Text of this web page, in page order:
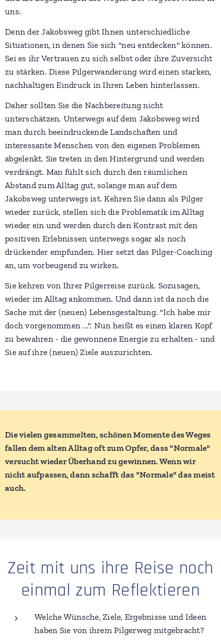
uns.
Denn der Jakobsweg gibt Ihnen unterschiedliche
Situationen, in denen Sie sich "neu entdecken" können.
Sei es ihr Vertrauen zu sich selbst oder ihre Zuversicht
zu stärken. Diese Pilgerwanderung wird einen starken,
nachhaltigen Eindruck in Ihren Leben hinterlassen.
Daher sollten Sie die Nachbereitung nicht
unterschätzen. Unterwegs auf dem Jakobsweg wird
man durch beeindruckende Landschaften und
interessante Menschen von den eigenen Problemen
abgelenkt. Sie treten in den Hintergrund und werden
verdrängt. Man fühlt sich durch den räumlichen
Abstand zum Alltag gut, solange man auf dem
Jakobsweg unterwegs ist. Kehren Sie dann als Pilger
wieder zurück, stellen sich die Problematik im Alltag
wieder ein und werden durch den Kontrast mit den
positiven Erlebnissen unterwegs sogar als noch
drückender empfunden. Hier setzt das Pilger-Coaching
an, um vorbeugend zu wirken.
Sie kehren von Ihrer Pilgerreise zurück. Sozusagen,
wieder im Alltag ankommen. Und dann ist da noch die
Sache mit der (neuen) Lebensgestaltung. "Ich habe mir
doch vorgenommen ...". Nun heißt es einen klaren Kopf
zu bewahren - die gewonnene Energie zu erhalten - und
Sie auf ihre (neuen) Ziele auszurichten.
Die vielen gesammelten, schönen Momente des Weges
fallen dem alten Alltag oft zum Opfer, dass "Normale"
versucht wieder Überhand zu gewinnen. Wenn wir
nicht aufpassen, dann schafft das "Normale" das meist
auch.
Zeit mit uns ihre Reise noch
einmal zum Reflektieren
Welche Wünsche, Ziele, Ergebnisse und Ideen
haben Sie von ihrem Pilgerweg mitgebracht?